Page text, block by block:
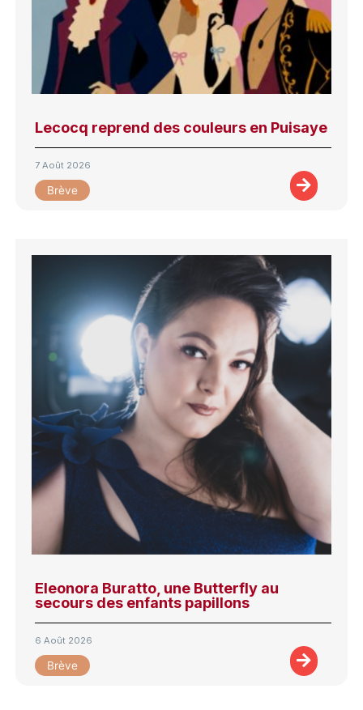
Lecocq reprend des couleurs en Puisaye
7 Août 2026
Brève
Eleonora Buratto, une Butterfly au
secours des enfants papillons
6 Août 2026
Brève